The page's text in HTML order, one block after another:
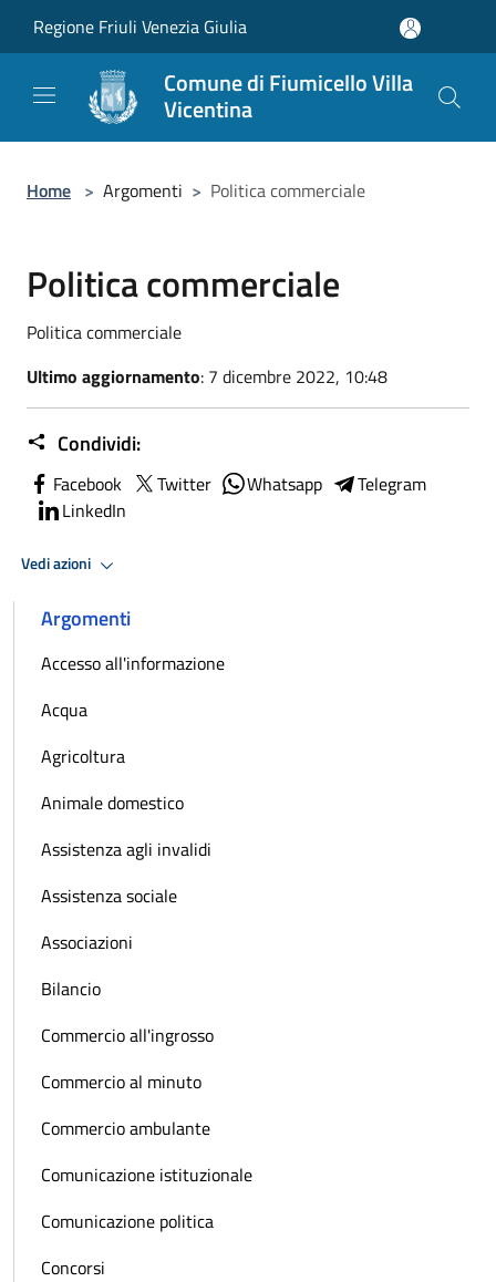
Regione Friuli Venezia Giulia
Comune di Fiumicello Villa
Vicentina
Home > Argomenti > Politica commerciale
Politica commerciale
Politica commerciale
Ultimo aggiornamento: 7 dicembre 2022, 10:48
Condividi:
Facebook Twitter Whatsapp
Telegram
LinkedIn
Vedi azioni
Argomenti
Accesso all'informazione
Acqua
Agricoltura
Animale domestico
Assistenza agli invalidi
Assistenza sociale
Associazioni
Bilancio
Commercio all'ingrosso
Commercio al minuto
Commercio ambulante
Comunicazione istituzionale
Comunicazione politica
Concorsi